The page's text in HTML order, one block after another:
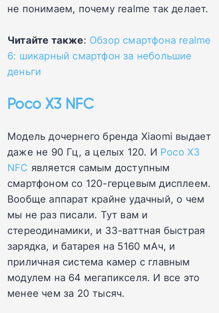
не понимаем, почему realme так делает.
Читайте также: Обзор смартфона realme
6: шикарный смартфон за небольшие
деньги
Poco X3 NFC
Модель дочернего бренда Xiaomi выдает
даже не 90 Гц, а целых 120. И Poco X3
NFC является самым доступным
смартфоном со 120-герцевым дисплеем.
Вообще аппарат крайне удачный, о чем
мы не раз писали. Тут вам и
стереодинамики, и 33-ваттная быстрая
зарядка, и батарея на 5160 мАч, и
приличная система камер с главным
модулем на 64 мегапикселя. И все это
менее чем за 20 тысяч.